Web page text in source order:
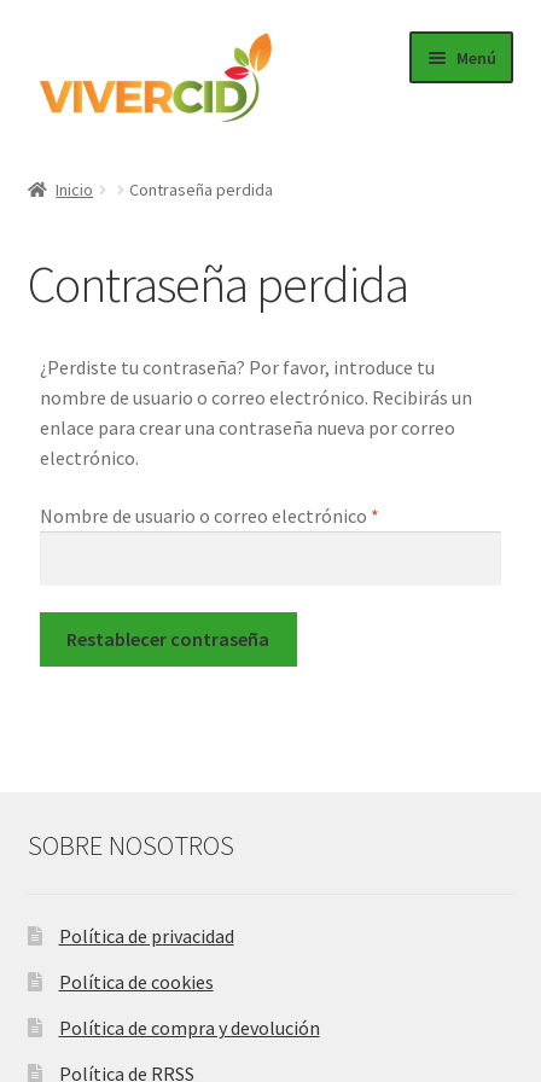
Menú
Regístrate para comprar
Inicio Contraseña perdida
Contraseña perdida
¿Perdiste tu contraseña? Por favor, introduce tu
nombre de usuario o correo electrónico. Recibirás un
enlace para crear una contraseña nueva por correo
electrónico.
Nombre de usuario o correo electrónico *
Restablecer contraseña
SOBRE NOSOTROS
Política de privacidad
Política de cookies
Política de compra y devolución
Política de RRSS